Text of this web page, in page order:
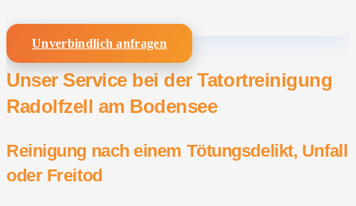
Unverbindlich anfragen
Unser Service bei der Tatortreinigung
Radolfzell am Bodensee
Reinigung nach einem Tötungsdelikt, Unfall
oder Freitod